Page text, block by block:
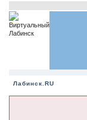
Лабинск.RU